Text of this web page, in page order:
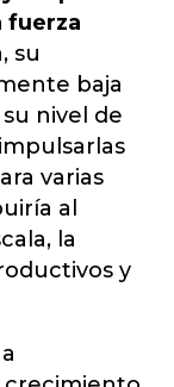
fuerza
su
baja
nivel de
varias
al
la
y